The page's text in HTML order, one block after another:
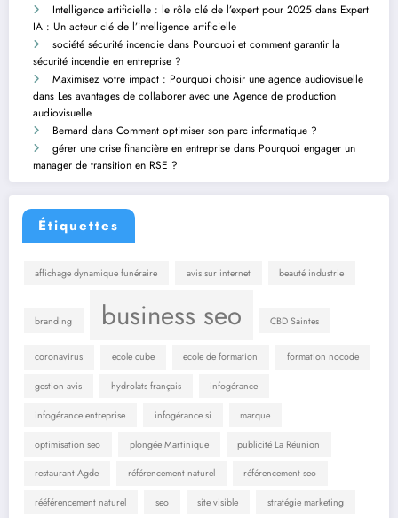
Intelligence artificielle : le rôle clé de l’expert pour 2025 dans Expert
IA : Un acteur clé de l’intelligence artificielle
société sécurité incendie dans Pourquoi et comment garantir la
sécurité incendie en entreprise ?
Maximisez votre impact : Pourquoi choisir une agence audiovisuelle
dans Les avantages de collaborer avec une Agence de production
audiovisuelle
Bernard dans Comment optimiser son parc informatique ?
gérer une crise financière en entreprise dans Pourquoi engager un
manager de transition en RSE ?
Étiquettes
affichage dynamique funéraire avis sur internet beauté industrie
branding business seo CBD Saintes
coronavirus ecole cube ecole de formation formation nocode
gestion avis hydrolats français infogérance
infogérance entreprise infogérance si marque
optimisation seo plongée Martinique publicité La Réunion
restaurant Agde référencement naturel référencement seo
rééférencement naturel seo site visible stratégie marketing